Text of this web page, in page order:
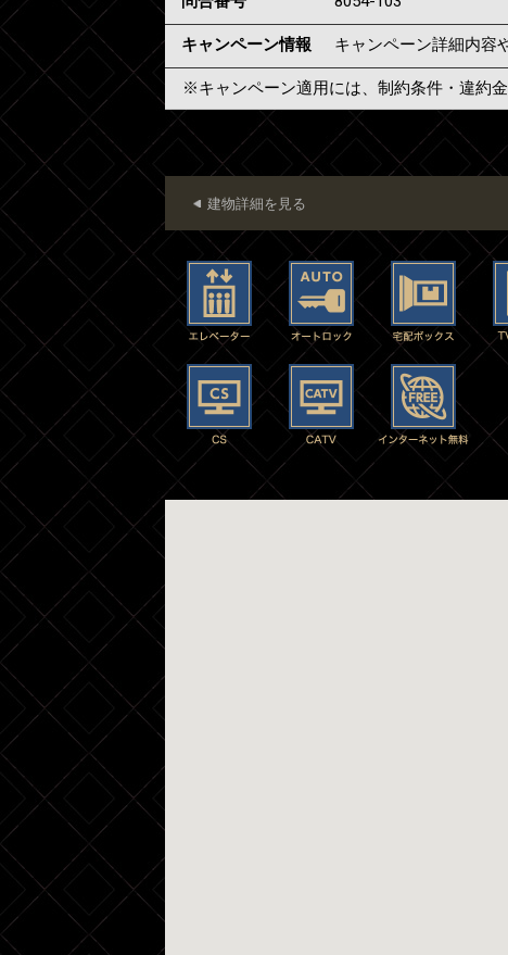
キャンペーン情報 キャンペーン詳細内容
※キャンペーン適用には、制約条件・違約
建物詳細を見る